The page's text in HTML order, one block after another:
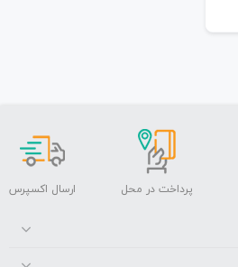
پرداخت در محل ارسال اکسپرس